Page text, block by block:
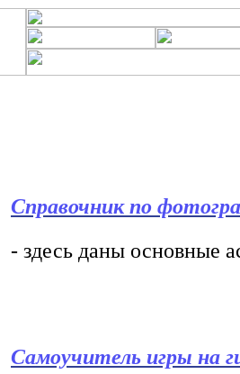
Справочник по
- здесь даны основные
Самоучитель игры на